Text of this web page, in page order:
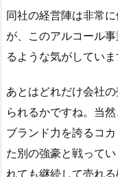
同社の経営陣は非常
が、このアルコール
るような気がしていま
あとはどれだけ会社
られるかですね。当
ブランド力を誇るコ
た別の強豪と戦って
れても継続して売れ